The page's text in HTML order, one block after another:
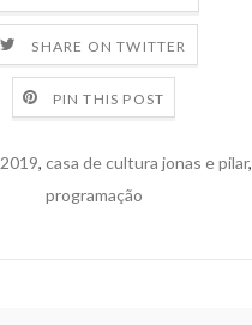
SHARE ON TWITTER
PIN THIS POST
2019, casa de cultura jonas e pilar,
programação